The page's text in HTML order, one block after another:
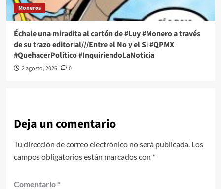
Moneros
Échale una miradita al cartón de #Luy #Monero a través
de su trazo editorial///Entre el No y el Si #QPMX
#QuehacerPolitico #InquiriendoLaNoticia
2 agosto, 2026 0
Deja un comentario
Tu dirección de correo electrónico no será publicada. Los
campos obligatorios están marcados con *
Comentario *